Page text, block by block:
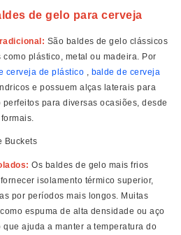
de gelo para cerveja
São baldes de gelo clássicos
plástico, metal ou madeira. Por
cerveja de plástico , balde de cerveja
e possuem alças laterais para
para diversas ocasiões, desde
Os baldes de gelo mais frios
isolamento térmico superior,
por períodos mais longos. Muitas
espuma de alta densidade ou aço
ajuda a manter a temperatura do